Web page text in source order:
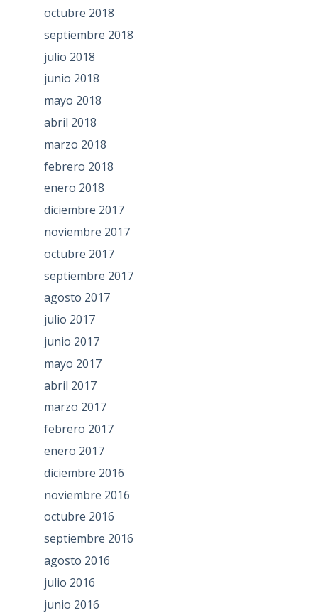
octubre 2018
septiembre 2018
julio 2018
junio 2018
mayo 2018
abril 2018
marzo 2018
febrero 2018
enero 2018
diciembre 2017
noviembre 2017
octubre 2017
septiembre 2017
agosto 2017
julio 2017
junio 2017
mayo 2017
abril 2017
marzo 2017
febrero 2017
enero 2017
diciembre 2016
noviembre 2016
octubre 2016
septiembre 2016
agosto 2016
julio 2016
junio 2016